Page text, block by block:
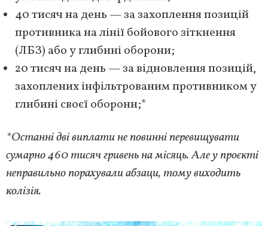
40 тисяч на день — за захоплення позицій
противника на лінії бойового зіткнення
(ЛБЗ) або у глибині оборони;
20 тисяч на день — за відновлення позицій,
захоплених інфільтрованим противником у
глибині своєї оборони;*
*Останні дві виплати не повинні перевищувати
сумарно 460 тисяч гривень на місяць. Але у проєкті
неправильно порахували абзаци, тому виходить
колізія.